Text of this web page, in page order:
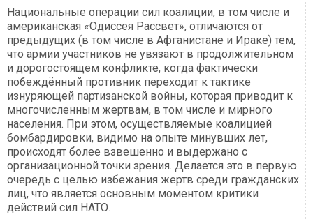
Национальные операции сил коалиции, в том числе и
американская «Одиссея Рассвет», отличаются от
предыдущих (в том числе в Афганистане и Ираке) тем,
что армии участников не увязают в продолжительном
и дорогостоящем конфликте, когда фактически
побеждённый противник переходит к тактике
изнуряющей партизанской войны, которая приводит к
многочисленным жертвам, в том числе и мирного
населения. При этом, осуществляемые коалицией
бомбардировки, видимо на опыте минувших лет,
происходят более взвешенно и выдержано с
организационной точки зрения. Делается это в первую
очередь с целью избежания жертв среди гражданских
лиц, что является основным моментом критики
действий сил НАТО.